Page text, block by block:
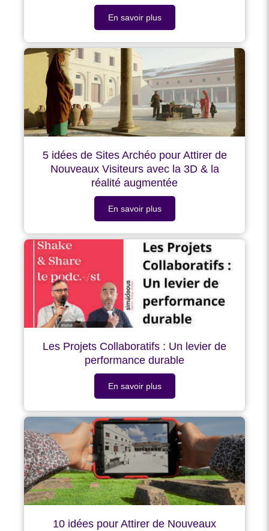
En savoir plus
5 idées de Sites Archéo pour Attirer de
Nouveaux Visiteurs avec la 3D & la
réalité augmentée
En savoir plus
Les Projets Collaboratifs : Un levier de
performance durable
En savoir plus
10 idées pour Attirer de Nouveaux